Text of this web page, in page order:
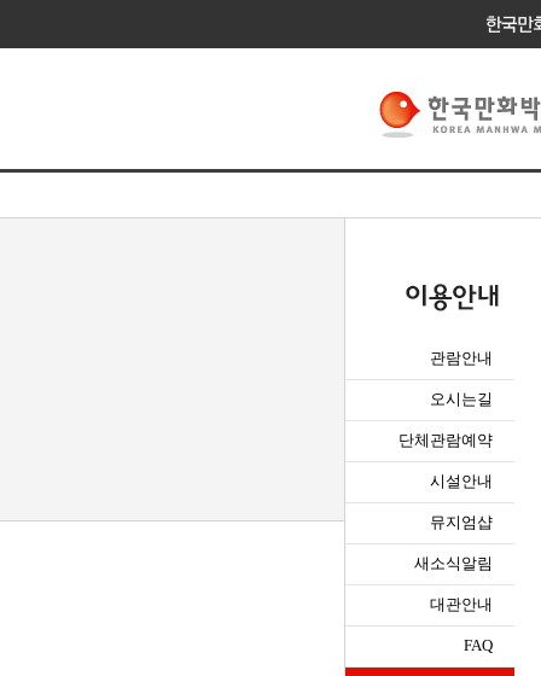
관람안내
오시는길
단체관람예약
시설안내
뮤지엄샵
새소식알림
대관안내
FAQ